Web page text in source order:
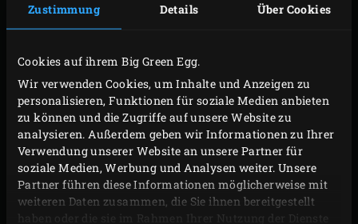
Zustimmung Details Über Cookies
Cookies auf ihrem Big Green Egg.
Wir verwenden Cookies, um Inhalte und Anzeigen zu
personalisieren, Funktionen für soziale Medien anbieten
zu können und die Zugriffe auf unsere Website zu
analysieren. Außerdem geben wir Informationen zu Ihrer
Verwendung unserer Website an unsere Partner für
soziale Medien, Werbung und Analysen weiter. Unsere
Partner führen diese Informationen möglicherweise mit
weiteren Daten zusammen, die Sie ihnen bereitgestellt
haben oder die sie im Rahmen Ihrer Nutzung der Dienste
ungefähr 2 cm breiten Rand freilassen. Dann den Deckel
des EGGs schließen und den Teig in ca. 15 Minuten
goldbraun backen.
Das Zwiebelbrot aus dem EGG nehmen, abkühlen lassen
und bis zur Zubereitung in einem Papierbeutel bei
Zimmertemperatur aufbewahren. Den flachen Back- und
Pizzastein entfernen und den Rost und den convEGGtor
mit demEGGmittherausnehmen. Den Rost für die
Zubereitung des Coq au Vin wieder hineinlegen.